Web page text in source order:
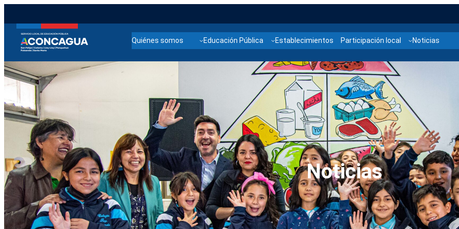
Quiénes somos Educación Pública Establecimientos Participación local Noticias
Noticias